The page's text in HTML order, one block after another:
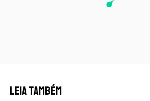
LEIA TAMBÉM